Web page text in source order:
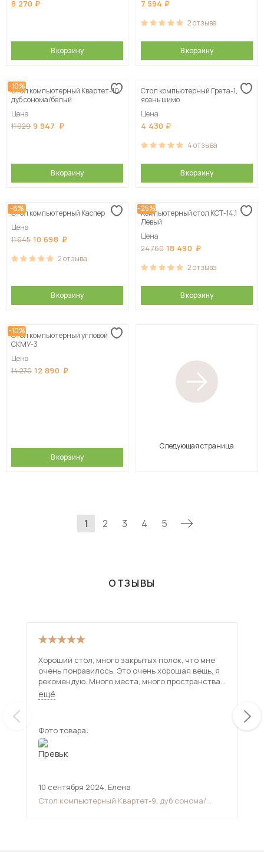
8 270
В корзину
7 594
2отзыва
В корзину
-10%
Стол компьютерный Квартет-10,
дуб сонома/белый
Цена
11 029 9 947
В корзину
Стол компьютерный Грета-1,
ясень шимо
Цена
4 430
4отзыва
В корзину
-8%
Стол компьютерный Каспер
Цена
11 645 10 698
2отзыва
В корзину
-25%
Компьютерный стол КСТ-14.1
Левый
Цена
24 760 18 490
2отзыва
В корзину
-10%
Стол компьютерный угловой
СКМУ-3
Цена
14 270 12 890
В корзину
Следующая страница
1 2 3 4 5
ОТЗЫВЫ
Хороший стол, много закрытых полок, что мне
очень понравилось. Это очень хорошая вещь, я
рекомендую. Много места, много пространства
для разных вещей и ничего не будет валяться в
хаосе.
ещё
Фото товара:
10 сентября 2024, Елена
Стол компьютерный Квартет-9, дуб сонома/